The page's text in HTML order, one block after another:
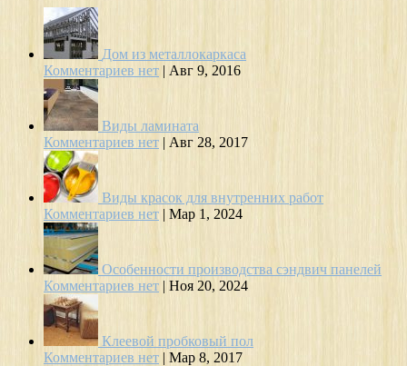
Дом из металлокаркаса
Комментариев нет | Авг 9, 2016
Виды ламината
Комментариев нет | Авг 28, 2017
Виды красок для внутренних работ
Комментариев нет | Мар 1, 2024
Особенности производства сэндвич панелей
Комментариев нет | Ноя 20, 2024
Клеевой пробковый пол
Комментариев нет | Мар 8, 2017